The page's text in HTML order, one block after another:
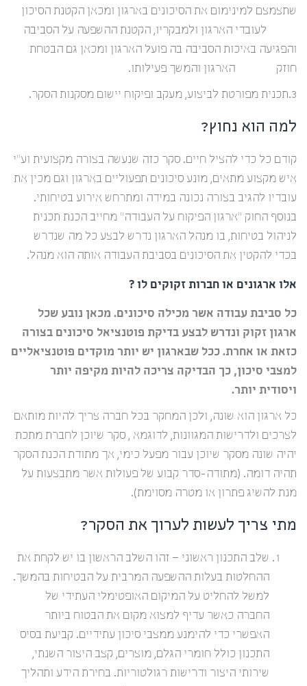
שתצמצם למינימום את הסיכונים בארגון ומכאן הקטנת הסיכון
לעובדי הארגון ולמבקריו, הקטנת ההשפעה על הסביבה
והפגיעה באיכות הסביבה בה פועל הארגון ומכאן גם הבטחת
חוזק הארגון והמשך פעילותו.
3.תכנית מפורטת לביצוע, מעקב ופיקוח יישום מסקנות הסקר.
למה הוא נחוץ?
קודם כל כדי להציל חיים. סקר כזה שנעשה בצורה מקצועית וע”י
איש מקצוע מתאים, מונע סיכונים תפעוליים בארגון וגם מכין את
עובדיו להגיב בצורה נכונה במידה ומתרחש אירוע בטיחותי.
בנוסף החוק “ארגון הפיקוח על העבודה” מחייב הכנת תכנית
לניהול בטיחות, בו מנהל הארגון נדרש לבצע כל מה שנדרש
בכדי להקטין את הסיכונים בסביבת העבודה אותה הוא מנהל.
אלו ארגונים או חברות זקוקים לו ?
כל סביבת עבודה אשר מכילה סיכונים. מכאן נובע שכל
ארגון זקוק ונדרש לבצע בדיקת פוטנציאל סיכונים בצורה
כזאת או אחרת. ככל שבארגון יש יותר מוקדים פוטנציאליים
למצבי סיכון, כך הבדיקה צריכה להיות מקיפה יותר
ויסודית יותר.
כל ארגון הוא שונה, ולכן המחקר בכל חברה צריך להיות מותאם
לצרכים ולדרישות המגוונות, לדוגמא , סקר שיוכן לחברת מתכת
יהיה שונה מסקר שיוכן עבור מפעל כימי, אך מתודת הכנת הסקר
תהיה דומה. (מתודה-סדר קבוע של פעולות אשר מתבצעות על
מנת להשיג פתרון או מטרה מסוימת).
מתי צריך לעשות לערוך את הסקר?
שלב התכנון ראשוני – זהו השלב הראשון בו יש לקחת את
ההחלטות בעלות ההשפעה המרבית על הבטיחות בהמשך.
למשל להחליט על המיקום האופטימלי העתידי של
החברה כאשר עדיף למצוא מקום את הבטוח ביותר
האפשרי כדי להימנע ממצבי סיכון עתידיים. קביעת בסיס
התכנון כולל חומרי הגלם, מוצרים, קצב היצור השנתי,
שירותי היצור ודרישות רגולטוריות. בחירת הידע ותהליך